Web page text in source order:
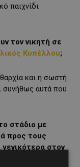
παιχνίδι
τον νικητή σε
Κυπέλλου;
και η σωστή
συνήθως αυτά που
στάδιο με
προς τους
στον